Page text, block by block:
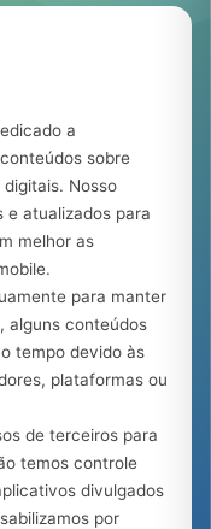
a
sobre
Nosso
atualizados para
melhor as
para manter
alguns conteúdos
tempo devido às
plataformas ou
de terceiros para
temos controle
divulgados
por